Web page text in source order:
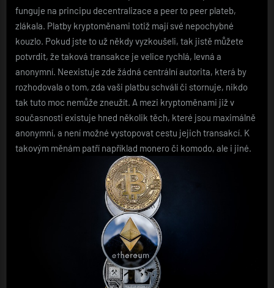
funguje na principu decentralizace a peer to peer plateb,
zlákala. Platby kryptoměnami totiž mají své nepochybné
kouzlo. Pokud jste to už někdy vyzkoušeli, tak jistě můžete
potvrdit, že taková transakce je velice rychlá, levná a
anonymní. Neexistuje zde žádná centrální autorita, která by
rozhodovala o tom, zda vaši platbu schválí či stornuje, nikdo
tak tuto moc nemůže zneužít. A mezi kryptoměnami již v
současnosti existuje hned několik těch, které jsou maximálně
anonymní, a není možné vystopovat cestu jejich transakcí. K
takovým měnám patří například monero či komodo, ale i jiné.